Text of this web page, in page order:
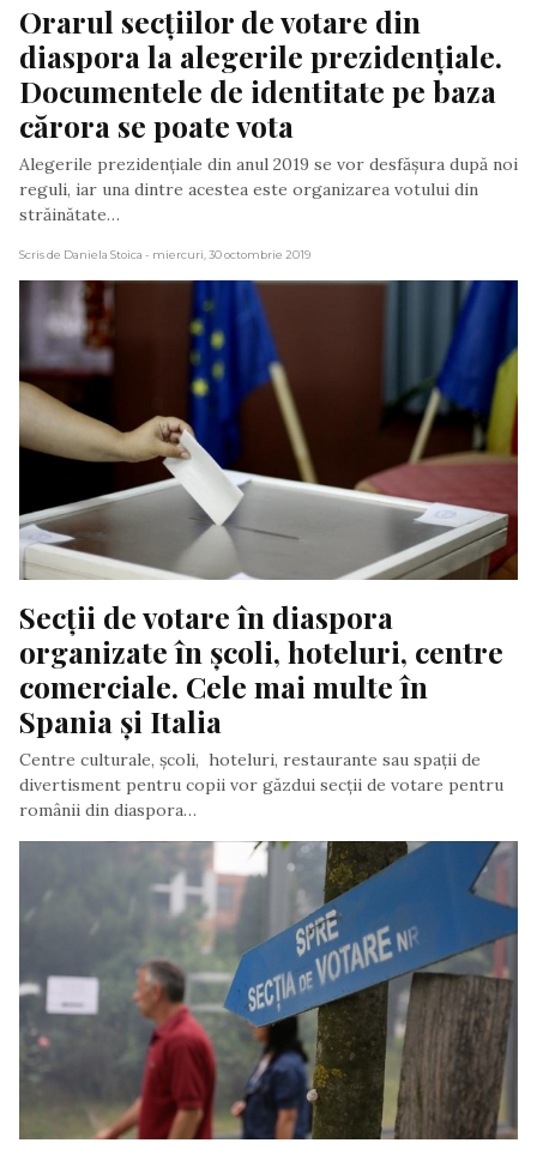
Orarul secțiilor de votare din
diaspora la alegerile prezidențiale.
Documentele de identitate pe baza
cărora se poate vota
Alegerile prezidențiale din anul 2019 se vor desfășura după noi
reguli, iar una dintre acestea este organizarea votului din
străinătate…
Scris de Daniela Stoica - miercuri, 30 octombrie 2019
Secții de votare în diaspora
organizate în școli, hoteluri, centre
comerciale. Cele mai multe în
Spania și Italia
Centre culturale, școli, hoteluri, restaurante sau spaţii de
divertisment pentru copii vor găzdui secții de votare pentru
românii din diaspora…
- marți, 22 octombrie 2019